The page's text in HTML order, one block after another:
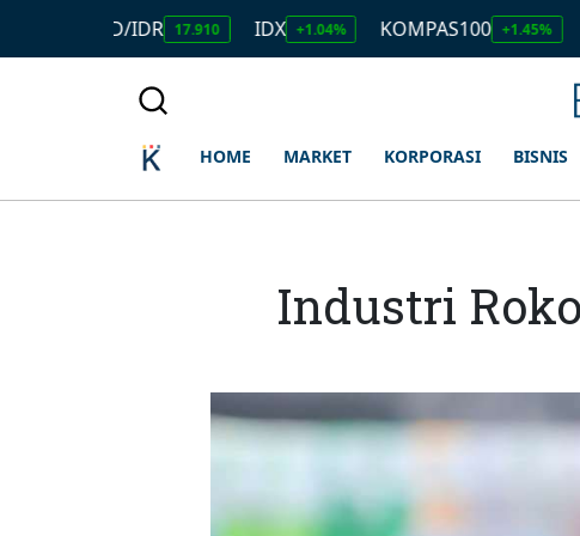
17.910 IDX +1.04% KOMPAS100 +1.45% LQ45
HOME MARKET KORPORASI BISNIS
Industri